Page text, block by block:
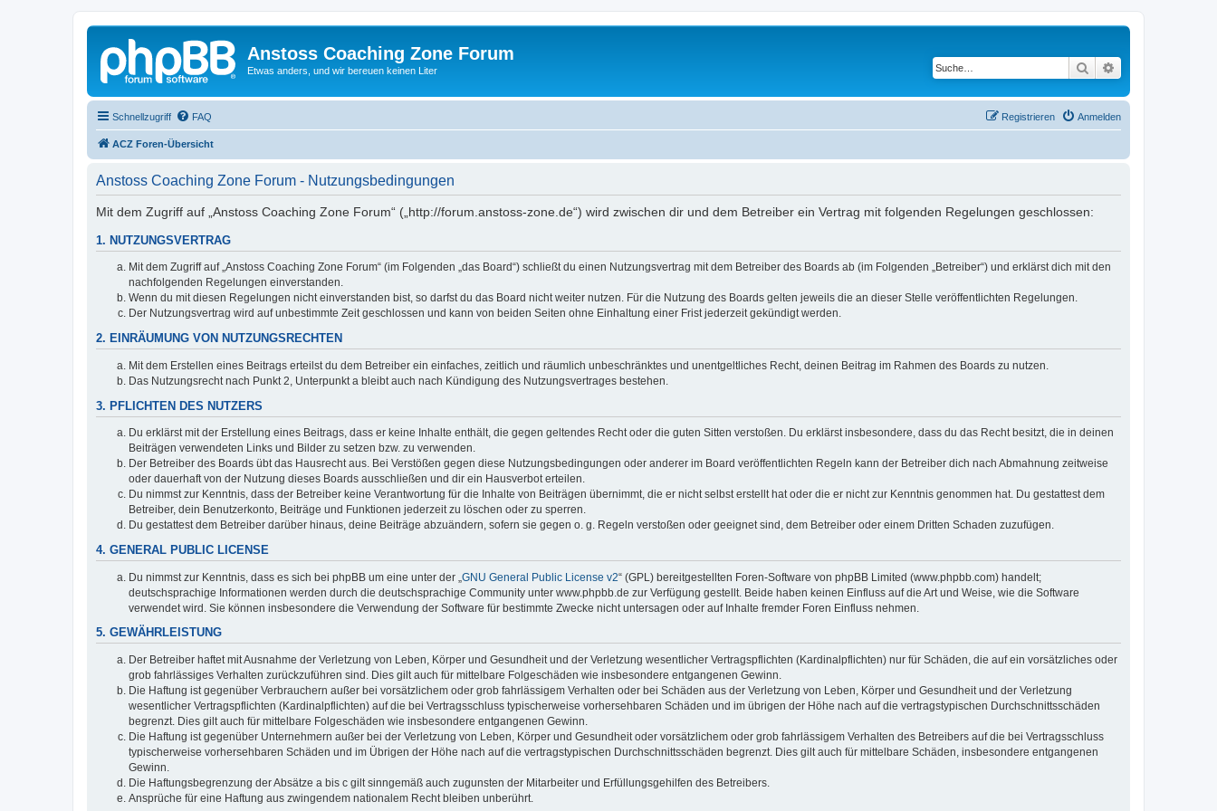
Anstoss Coaching Zone Forum
Etwas anders, und wir bereuen keinen Liter Suche
Schnellzugriff FAQ Anmelden
Registrieren
ACZ Foren-Übersicht
Anstoss Coaching Zone Forum - Nutzungsbedingungen
Mit dem Zugriff auf „Anstoss Coaching Zone Forum“ („http://forum.anstoss-zone.de“) wird zwischen dir und dem Betreiber ein Vertrag mit folgenden Regelungen geschlossen:
1. NUTZUNGSVERTRAG
Mit dem Zugriff auf „Anstoss Coaching Zone Forum“ (im Folgenden „das Board“) schließt du einen Nutzungsvertrag mit dem Betreiber des Boards ab (im Folgenden „Betreiber“) und erklärst dich mit den
nachfolgenden Regelungen einverstanden.
Wenn du mit diesen Regelungen nicht einverstanden bist, so darfst du das Board nicht weiter nutzen. Für die Nutzung des Boards gelten jeweils die an dieser Stelle veröffentlichten Regelungen.
Der Nutzungsvertrag wird auf unbestimmte Zeit geschlossen und kann von beiden Seiten ohne Einhaltung einer Frist jederzeit gekündigt werden.
2. EINRÄUMUNG VON NUTZUNGSRECHTEN
Mit dem Erstellen eines Beitrags erteilst du dem Betreiber ein einfaches, zeitlich und räumlich unbeschränktes und unentgeltliches Recht, deinen Beitrag im Rahmen des Boards zu nutzen.
Das Nutzungsrecht nach Punkt 2, Unterpunkt a bleibt auch nach Kündigung des Nutzungsvertrages bestehen.
3. PFLICHTEN DES NUTZERS
Du erklärst mit der Erstellung eines Beitrags, dass er keine Inhalte enthält, die gegen geltendes Recht oder die guten Sitten verstoßen. Du erklärst insbesondere, dass du das Recht besitzt, die in deinen
Beiträgen verwendeten Links und Bilder zu setzen bzw. zu verwenden.
Der Betreiber des Boards übt das Hausrecht aus. Bei Verstößen gegen diese Nutzungsbedingungen oder anderer im Board veröffentlichten Regeln kann der Betreiber dich nach Abmahnung zeitweise
oder dauerhaft von der Nutzung dieses Boards ausschließen und dir ein Hausverbot erteilen.
Du nimmst zur Kenntnis, dass der Betreiber keine Verantwortung für die Inhalte von Beiträgen übernimmt, die er nicht selbst erstellt hat oder die er nicht zur Kenntnis genommen hat. Du gestattest dem
Betreiber, dein Benutzerkonto, Beiträge und Funktionen jederzeit zu löschen oder zu sperren.
Du gestattest dem Betreiber darüber hinaus, deine Beiträge abzuändern, sofern sie gegen o. g. Regeln verstoßen oder geeignet sind, dem Betreiber oder einem Dritten Schaden zuzufügen.
4. GENERAL PUBLIC LICENSE
Du nimmst zur Kenntnis, dass es sich bei phpBB um eine unter der „ GNU General Public License v2“ (GPL) bereitgestellten Foren-Software von phpBB Limited (www.phpbb.com) handelt;
deutschsprachige Informationen werden durch die deutschsprachige Community unter www.phpbb.de zur Verfügung gestellt. Beide haben keinen Einfluss auf die Art und Weise, wie die Software
verwendet wird. Sie können insbesondere die Verwendung der Software für bestimmte Zwecke nicht untersagen oder auf Inhalte fremder Foren Einfluss nehmen.
5. GEWÄHRLEISTUNG
Der Betreiber haftet mit Ausnahme der Verletzung von Leben, Körper und Gesundheit und der Verletzung wesentlicher Vertragspflichten (Kardinalpflichten) nur für Schäden, die auf ein vorsätzliches oder
grob fahrlässiges Verhalten zurückzuführen sind. Dies gilt auch für mittelbare Folgeschäden wie insbesondere entgangenen Gewinn.
Die Haftung ist gegenüber Verbrauchern außer bei vorsätzlichem oder grob fahrlässigem Verhalten oder bei Schäden aus der Verletzung von Leben, Körper und Gesundheit und der Verletzung
wesentlicher Vertragspflichten (Kardinalpflichten) auf die bei Vertragsschluss typischerweise vorhersehbaren Schäden und im übrigen der Höhe nach auf die vertragstypischen Durchschnittsschäden
begrenzt. Dies gilt auch für mittelbare Folgeschäden wie insbesondere entgangenen Gewinn.
Die Haftung ist gegenüber Unternehmern außer bei der Verletzung von Leben, Körper und Gesundheit oder vorsätzlichem oder grob fahrlässigem Verhalten des Betreibers auf die bei Vertragsschluss
typischerweise vorhersehbaren Schäden und im Übrigen der Höhe nach auf die vertragstypischen Durchschnittsschäden begrenzt. Dies gilt auch für mittelbare Schäden, insbesondere entgangenen
Gewinn.
Die Haftungsbegrenzung der Absätze a bis c gilt sinngemäß auch zugunsten der Mitarbeiter und Erfüllungsgehilfen des Betreibers.
Ansprüche für eine Haftung aus zwingendem nationalem Recht bleiben unberührt.